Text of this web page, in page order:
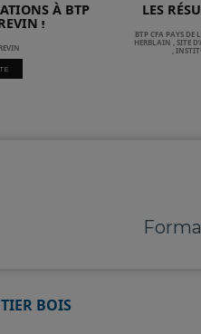
À BTP
!
LES
BTP CFA PAYS DE
HERBLAIN
SITE
BOIS